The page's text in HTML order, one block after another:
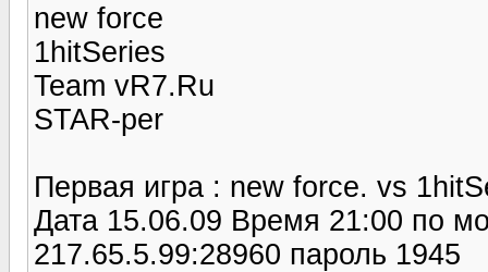
new force
1hitSeries
Team vR7.Ru
STAR-per
Первая игра : new force. vs
Дата 15.06.09 Время 21:00 по
217.65.5.99:28960 пароль 1945